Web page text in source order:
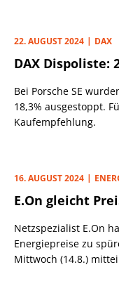
22. AUGUST 2024 DAX
DAX Dispoliste:
Bei Porsche SE
18,3% ausgestoppt.
Kaufempfehlung.
16. AUGUST 2024
E.On gleicht
Netzspezialist E.On
Energiepreise zu
Mittwoch (14.8.)